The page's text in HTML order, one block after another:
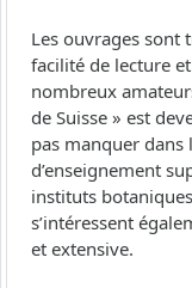
Les ouvrages sont
facilité de lecture
nombreux
de Suisse » est
pas manquer
d’enseignement
instituts
s’intéressent
et extensive.